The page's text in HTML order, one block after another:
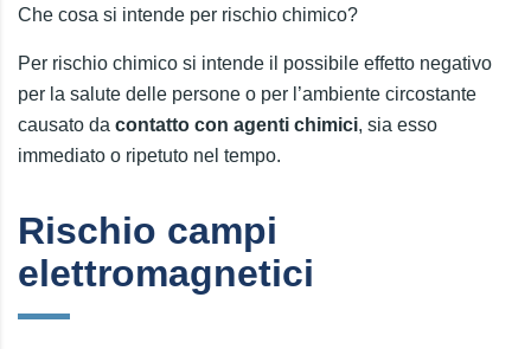
Che cosa si intende per rischio chimico?
Per rischio chimico si intende il possibile effetto negativo
per la salute delle persone o per l’ambiente circostante
causato da contatto con agenti chimici, sia esso
immediato o ripetuto nel tempo.
Rischio campi
elettromagnetici